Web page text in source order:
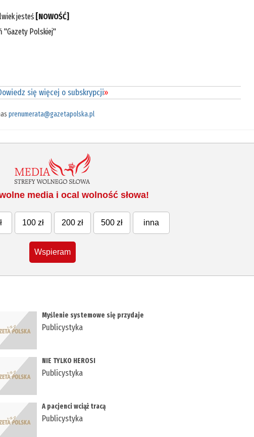
jesteś [NOWOŚĆ]
"Gazety Polskiej"
się więcej o subskrypcji»
prenumerata@gazetapolska.pl
media i ocal wolność słowa!
100 zł 200 zł 500 zł inna
Wspieram
Myślenie systemowe się przydaje
Publicystyka
NIE TYLKO HEROSI
Publicystyka
A pacjenci wciąż tracą
Publicystyka